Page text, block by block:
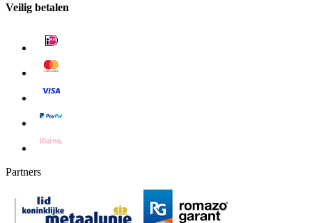
Veilig betalen
Partners